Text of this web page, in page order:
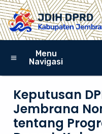
Menu
Navigasi
Keputusan
Jembrana
tentang